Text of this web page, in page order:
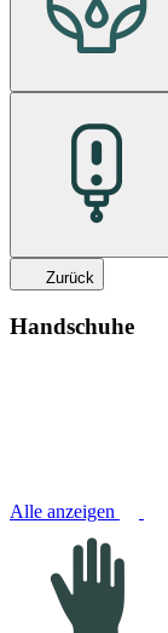
Zurück
Handschuhe
Alle anzeigen